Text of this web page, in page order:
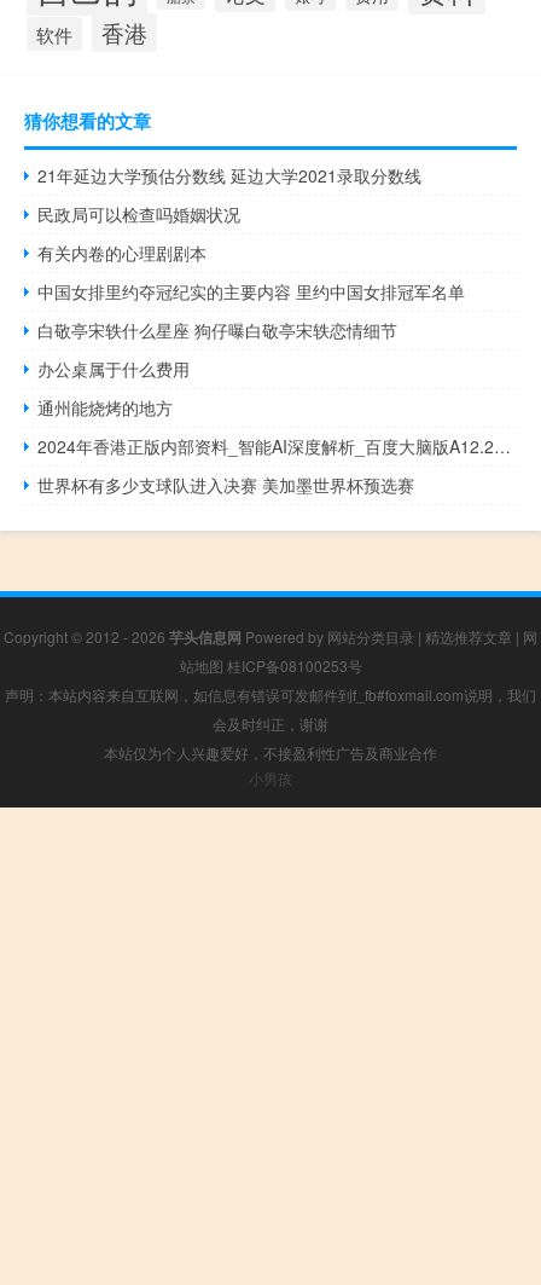
软件 香港
猜你想看的文章
21年延边大学预估分数线 延边大学2021录取分数线
民政局可以检查吗婚姻状况
有关内卷的心理剧剧本
中国女排里约夺冠纪实的主要内容 里约中国女排冠军名单
白敬亭宋轶什么星座 狗仔曝白敬亭宋轶恋情细节
办公桌属于什么费用
通州能烧烤的地方
2024年香港正版内部资料_智能AI深度解析_百度大脑版A12.26.72
世界杯有多少支球队进入决赛 美加墨世界杯预选赛
Copyright © 2012 - 2026 芋头信息网 Powered by 网站分类目录 | 精选推荐文章 | 网
站地图 桂ICP备08100253号
声明：本站内容来自互联网，如信息有错误可发邮件到f_fb#foxmail.com说明，我们
会及时纠正，谢谢
本站仅为个人兴趣爱好，不接盈利性广告及商业合作
小男孩